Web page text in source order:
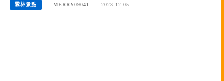
雲林景點 MERRY09041 2023-12-05